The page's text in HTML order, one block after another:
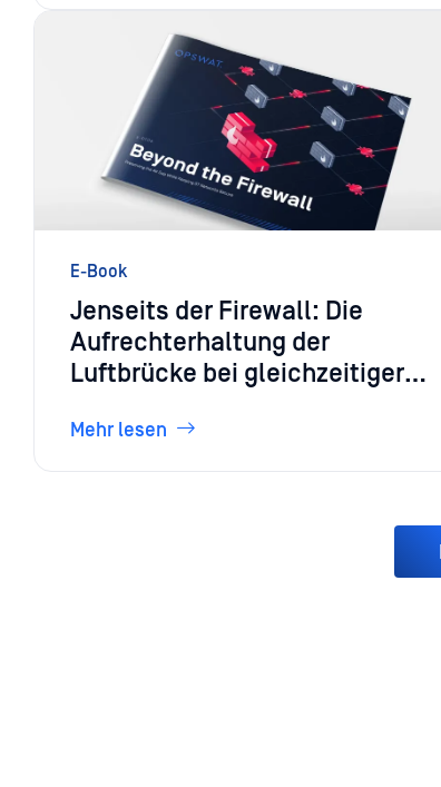
E-Book
Jenseits der Firewall: Die
Aufrechterhaltung der
Luftbrücke bei gleichzeitiger
Mehr lesen